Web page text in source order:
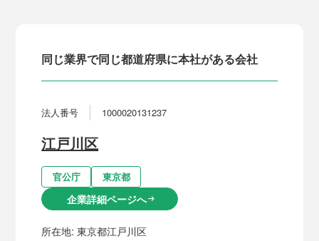
同じ業界で同じ都道府県に本社がある会社
法人番号 1000020131237
江戸川区
官公庁 東京都
企業詳細ページへarrow_right_alt
所在地:東京都江戸川区